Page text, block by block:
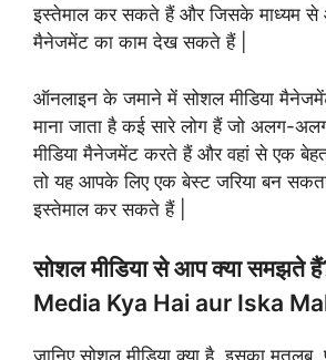
इस्तेमाल कर सकते हैं और जिसके माध्यम से
मैनेजमेंट का काम देख सकते हैं |
ऑनलाइन के जमाने में सोशल मीडिया
माना जाता है कई सारे लोग हैं जो अलग-
मीडिया मैनेजमेंट करते हैं और वहां से एक
तो यह आपके लिए एक बेस्ट जरिया बन
इस्तेमाल कर सकते हैं |
सोशल मीडिया से आप क्या समझते
Media Kya Hai aur Iska